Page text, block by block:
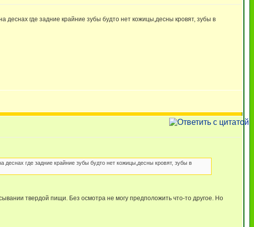
деснах где задние крайние зубы будто нет кожицы,десны кровят, зубы в
деснах где задние крайние зубы будто нет кожицы,десны кровят, зубы в
твердой пищи. Без осмотра не могу предположить что-то другое. Но